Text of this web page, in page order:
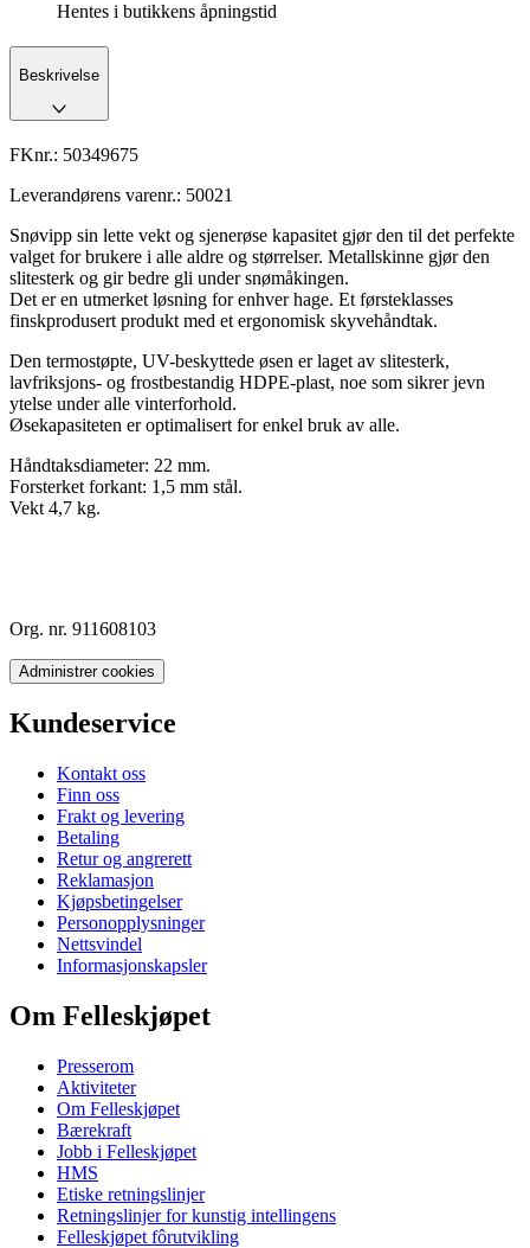
Hentes i butikkens åpningstid
Beskrivelse
FKnr.: 50349675
Leverandørens varenr.: 50021
Snøvipp sin lette vekt og sjenerøse kapasitet gjør den til det perfekte
valget for brukere i alle aldre og størrelser. Metallskinne gjør den
slitesterk og gir bedre gli under snømåkingen.
Det er en utmerket løsning for enhver hage. Et førsteklasses
finskprodusert produkt med et ergonomisk skyvehåndtak.
Den termostøpte, UV-beskyttede øsen er laget av slitesterk,
lavfriksjons- og frostbestandig HDPE-plast, noe som sikrer jevn
ytelse under alle vinterforhold.
Øsekapasiteten er optimalisert for enkel bruk av alle.
Håndtaksdiameter: 22 mm.
Forsterket forkant: 1,5 mm stål.
Vekt 4,7 kg.
Org. nr. 911608103
Administrer cookies
Kundeservice
Kontakt oss
Finn oss
Frakt og levering
Betaling
Retur og angrerett
Reklamasjon
Kjøpsbetingelser
Personopplysninger
Nettsvindel
Informasjonskapsler
Om Felleskjøpet
Presserom
Aktiviteter
Om Felleskjøpet
Bærekraft
Jobb i Felleskjøpet
HMS
Etiske retningslinjer
Retningslinjer for kunstig intellingens
Felleskjøpet fôrutvikling